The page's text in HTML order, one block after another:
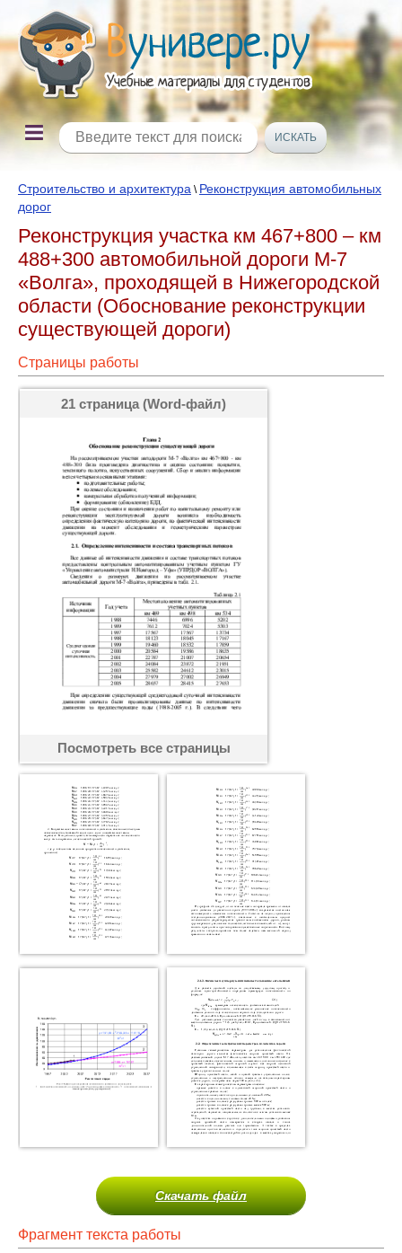
Строительство и архитектура \ Реконструкция автомобильных
дорог
Реконструкция участка км 467+800 – км
488+300 автомобильной дороги М-7
«Волга», проходящей в Нижегородской
области (Обоснование реконструкции
существующей дороги)
Страницы работы
21 страница (Word-файл)
Посмотреть все страницы
Скачать файл
Фрагмент текста работы